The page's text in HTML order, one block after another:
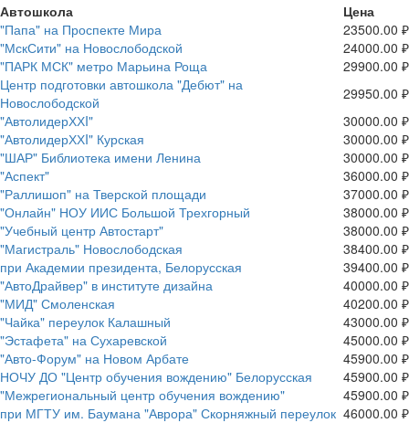
Автошкола
Цена
"Папа" на Проспекте Мира
23500.00 ₽
"МскСити" на Новослободской
24000.00 ₽
"ПАРК МСК" метро Марьина Роща
29900.00 ₽
Центр подготовки автошкола "Дебют" на
Новослободской
29950.00 ₽
"АвтолидерХХI"
30000.00 ₽
"АвтолидерХХI" Курская
30000.00 ₽
"ШАР" Библиотека имени Ленина
30000.00 ₽
"Аспект"
36000.00 ₽
"Раллишоп" на Тверской площади
37000.00 ₽
"Онлайн" НОУ ИИС Большой Трехгорный
38000.00 ₽
"Учебный центр Автостарт"
38000.00 ₽
"Магистраль" Новослободская
38400.00 ₽
при Академии президента, Белорусская
39400.00 ₽
"АвтоДрайвер" в институте дизайна
40000.00 ₽
"МИД" Смоленская
40200.00 ₽
"Чайка" переулок Калашный
43000.00 ₽
"Эстафета" на Сухаревской
45000.00 ₽
"Авто-Форум" на Новом Арбате
45900.00 ₽
НОЧУ ДО "Центр обучения вождению" Белорусская
45900.00 ₽
"Межрегиональный центр обучения вождению"
45900.00 ₽
при МГТУ им. Баумана "Аврора" Скорняжный переулок 46000.00 ₽